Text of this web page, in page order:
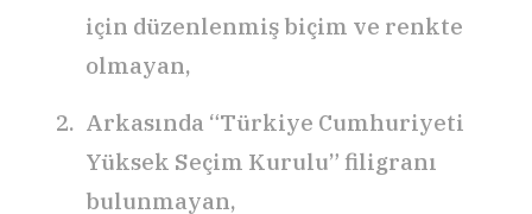
için düzenlenmiş biçim ve renkte
olmayan,
Arkasında “Türkiye Cumhuriyeti
Yüksek Seçim Kurulu” filigranı
bulunmayan,